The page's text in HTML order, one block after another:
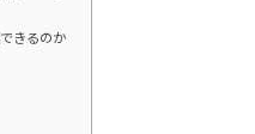
きるのか